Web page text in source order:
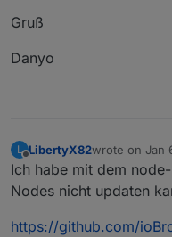
Gruß
Danyo
L
Offline
LibertyX82wrote on Jan
last edited by
Ich habe mit dem
Nodes nicht updaten
https://github.com/